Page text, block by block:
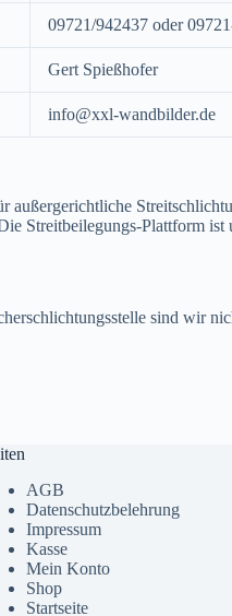
09721/942437 oder
Gert Spießhofer
info@xxl-wandbilder.de
Streitbeilegungs-Plattform
sind wir
AGB
Datenschutzbelehrung
Impressum
Kasse
Mein Konto
Shop
Startseite